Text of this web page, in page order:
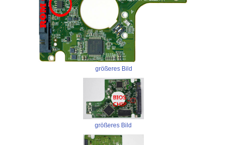
größeres Bild
größeres Bild